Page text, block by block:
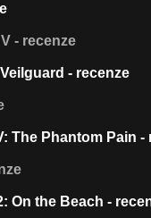
- recenze
- recenze
The Phantom Pain -
On the Beach -